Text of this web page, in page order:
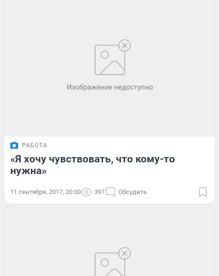
РАБОТА
«Я хочу чувствовать, что кому-то
нужна»
11 сентября, 2017, 20:00 397 Обсудить